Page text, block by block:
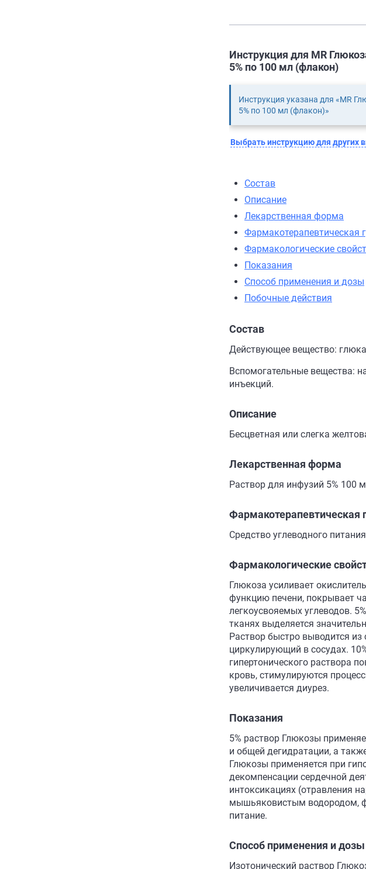
Инструкция для MR
5% по 100 мл (флакон)
Инструкция указана для «MR
5% по 100 мл (флакон)»
Выбрать инструкцию для других
Состав
Описание
Лекарственная форма
Фармакотерапевтическая
Фармакологические
Показания
Способ применения и дозы
Побочные действия
Состав
Действующее вещество:
Вспомогательные вещества:
инъекций.
Описание
Бесцветная или слегка
Лекарственная форма
Раствор для инфузий 5% 100
Фармакотерапевтическая
Средство углеводного
Фармакологические
Глюкоза усиливает
функцию печени, покрывает
легкоусвояемых углеводов.
тканях выделяется
Раствор быстро выводится
циркулирующий в сосудах.
гипертонического раствора
кровь, стимулируются
увеличивается диурез.
Показания
5% раствор Глюкозы
и общей дегидратации, а
Глюкозы применяется при
декомпенсации сердечной
интоксикациях (отравления
мышьяковистым водородом,
питание.
Способ применения и дозы
Изотонический раствор